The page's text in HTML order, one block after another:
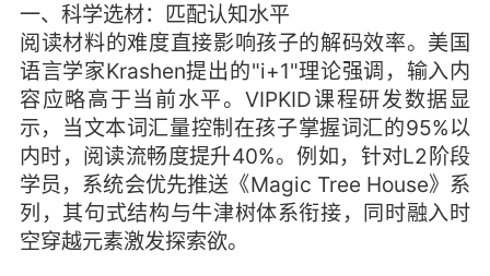
一、科学选材：匹配认知水平
阅读材料的难度直接影响孩子的解码效率。美国
语言学家Krashen提出的"i+1"理论强调，输入内
容应略高于当前水平。VIPKID课程研发数据显
示，当文本词汇量控制在孩子掌握词汇的95%以
内时，阅读流畅度提升40%。例如，针对L2阶段
学员，系统会优先推送《Magic Tree House》系
列，其句式结构与牛津树体系衔接，同时融入时
空穿越元素激发探索欲。